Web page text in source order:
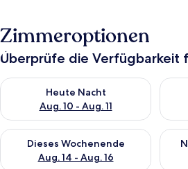
Zimmeroptionen
Überprüfe die Verfügbarkeit
Heute Nacht
Aug. 10 - Aug. 11
Überprüfe die Verfügbarkeit für
Dieses Wochenende
Aug. 14 - Aug. 16
Überprüfe die Verfügbarkeit für